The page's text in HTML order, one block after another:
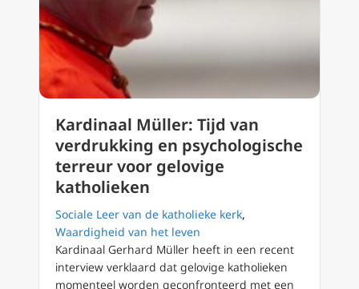
Kardinaal Müller: Tijd van
verdrukking en psychologische
terreur voor gelovige
katholieken
Sociale Leer van de katholieke kerk,
Waardigheid van het leven
Kardinaal Gerhard Müller heeft in een recent
interview verklaard dat gelovige katholieken
momenteel worden geconfronteerd met een